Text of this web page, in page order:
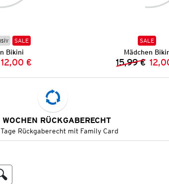
SALE
Bikini
Preis:
Preis:
12,00 €
SALE
Mädchen
15,99 €
RÜCKGABERECHT
Rückgaberecht mit Family Card